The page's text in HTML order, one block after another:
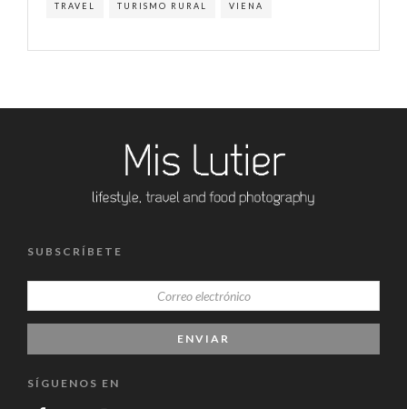
TRAVEL TURISMO RURAL VIENA
SUBSCRÍBETE
SÍGUENOS EN